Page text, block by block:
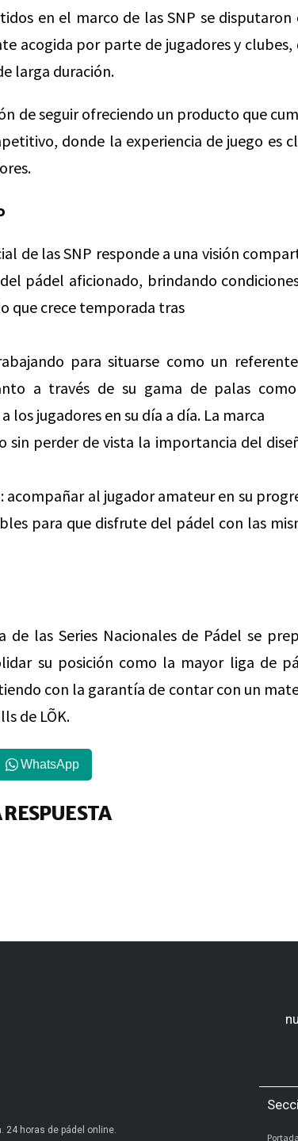
en el marco de las SNP se disputaron
acogida por parte de jugadores y clubes,
larga duración.
de seguir ofreciendo un producto que
donde la experiencia de juego es
de las SNP responde a una visión
pádel aficionado, brindando
que crece temporada tras
para situarse como un
a través de su gama de palas
jugadores en su día a día. La marca
sin perder de vista la importancia del
acompañar al jugador amateur en su
para que disfrute del pádel con las
las Series Nacionales de Pádel se
su posición como la mayor liga de
con la garantía de contar con un
de LÕK.
WhatsApp
24 horas de pádel online.
Portada